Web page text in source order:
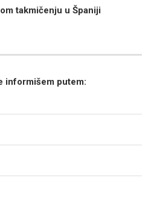
takmičenju u Španiji
informišem putem: